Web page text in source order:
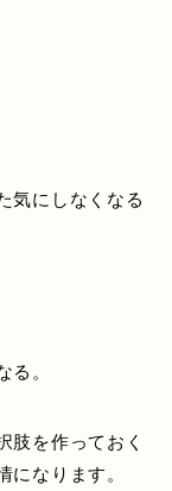
気にしなくなる
る。
肢を作っておく
になります。